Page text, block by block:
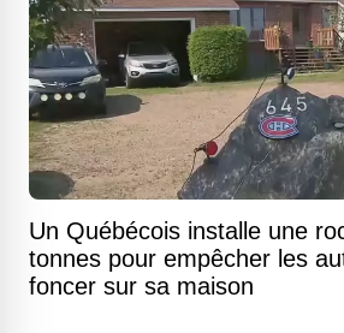
Un Québécois installe une
tonnes pour empêcher les
foncer sur sa maison